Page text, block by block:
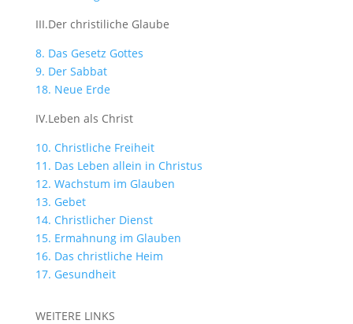
III.Der christiliche Glaube
8. Das Gesetz Gottes
9. Der Sabbat
18. Neue Erde
IV.Leben als Christ
10. Christliche Freiheit
11. Das Leben allein in Christus
12. Wachstum im Glauben
13. Gebet
14. Christlicher Dienst
15. Ermahnung im Glauben
16. Das christliche Heim
17. Gesundheit
WEITERE LINKS